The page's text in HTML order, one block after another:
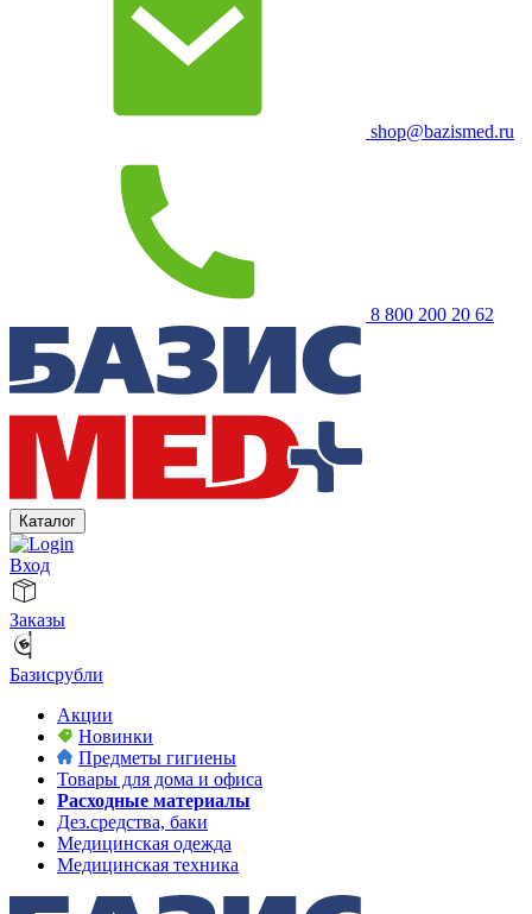
shop@bazismed.ru
8 800 200 20 62
Каталог
Вход
Заказы
Базисрубли
Акции
Новинки
Предметы гигиены
Товары для дома и офиса
Расходные материалы
Дез.средства, баки
Медицинская одежда
Медицинская техника